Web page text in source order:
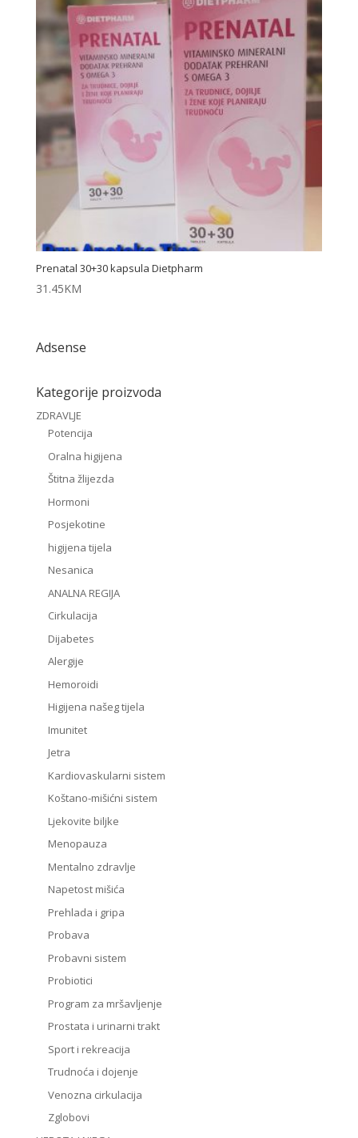
Prenatal 30+30 kapsula Dietpharm
31.45KM
Adsense
Kategorije proizvoda
ZDRAVLJE
Potencija
Oralna higijena
Štitna žlijezda
Hormoni
Posjekotine
higijena tijela
Nesanica
ANALNA REGIJA
Cirkulacija
Dijabetes
Alergije
Hemoroidi
Higijena našeg tijela
Imunitet
Jetra
Kardiovaskularni sistem
Koštano-mišićni sistem
Ljekovite biljke
Menopauza
Mentalno zdravlje
Napetost mišića
Prehlada i gripa
Probava
Probavni sistem
Probiotici
Program za mršavljenje
Prostata i urinarni trakt
Sport i rekreacija
Trudnoća i dojenje
Venozna cirkulacija
Zglobovi